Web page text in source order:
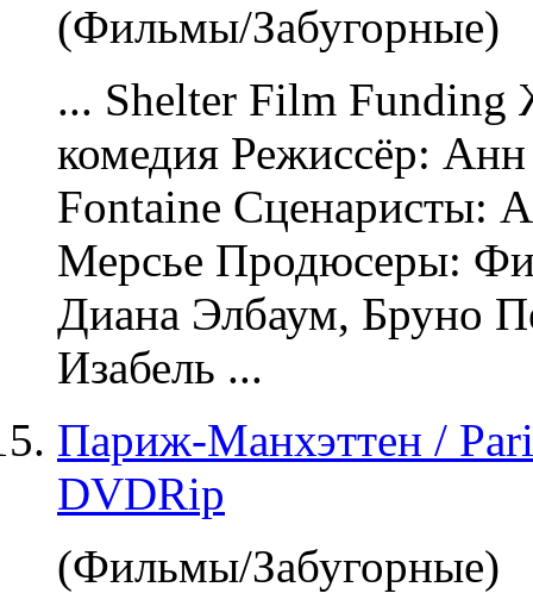
(Фильмы/Забугорные)
... Shelter Film
комедия Режиссёр:
Fontaine Сценаристы:
Мерсье Продюсеры:
Диана Элбаум, Бруно
Изабель ...
Париж-Манхэттен /
DVDRip
(Фильмы/Забугорные)